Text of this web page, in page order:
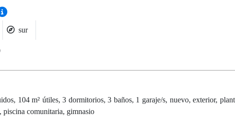
sur
104 m² útiles, 3 dormitorios, 3 baños, 1 garaje/s, nuevo, exterior,
piscina comunitaria, gimnasio